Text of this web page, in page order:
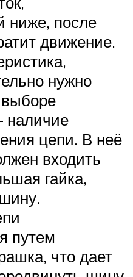
ниже, после
движение.
нужно
наличие
цепи. В неё
входить
гайка,
путем
что дает